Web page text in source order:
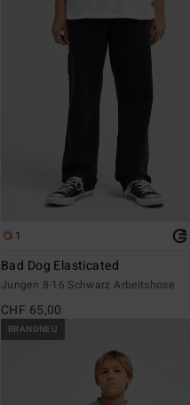
1
Bad Dog Elasticated
Jungen 8-16 Schwarz Arbeitshose
CHF 65,00
BRANDNEU